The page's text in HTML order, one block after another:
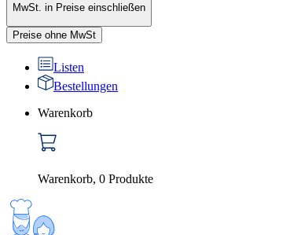
MwSt. in Preise einschließen
Preise ohne MwSt
Listen
Bestellungen
Warenkorb
Warenkorb, 0 Produkte